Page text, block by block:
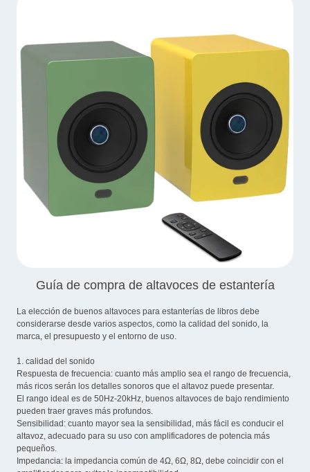
Guía de compra de altavoces de estantería
La elección de buenos altavoces para estanterías de libros debe
considerarse desde varios aspectos, como la calidad del sonido, la
marca, el presupuesto y el entorno de uso.
1. calidad del sonido
Respuesta de frecuencia: cuanto más amplio sea el rango de frecuencia,
más ricos serán los detalles sonoros que el altavoz puede presentar.
El rango ideal es de 50Hz-20kHz, buenos altavoces de bajo rendimiento
pueden traer graves más profundos.
Sensibilidad: cuanto mayor sea la sensibilidad, más fácil es conducir el
altavoz, adecuado para su uso con amplificadores de potencia más
pequeños.
Impedancia: la impedancia común de 4Ω, 6Ω, 8Ω, debe coincidir con el